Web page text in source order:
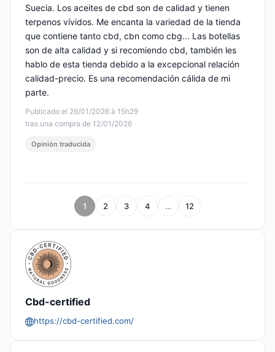
Publicado el 26/01/2026 à 15h29
tras una compra de 12/01/2026
Suecia. Los aceites de cbd son de calidad y tienen
terpenos vívidos. Me encanta la variedad de la tienda
que contiene tanto cbd, cbn como cbg... Las botellas
son de alta calidad y si recomiendo cbd, también les
hablo de esta tienda debido a la excepcional relación
calidad-precio. Es una recomendación cálida de mi
parte.
Opinión traducida
1 2 3 4 … 12
Cbd-certified
https://cbd-certified.com/